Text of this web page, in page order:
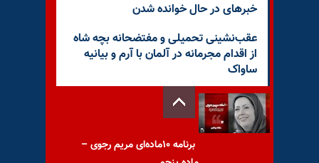
خبرهای در حال خوانده شدن
عقب‌نشینی تحمیلی و مفتضحانه بچه شاه
از اقدام مجرمانه در آلمان با آرم و بیانیه
ساواک
برنامه ۱۰ماده‌ای مریم رجوی –